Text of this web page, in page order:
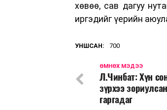
хөвөө, сав дагуу
иргэдийг үерийн
УНШСАН: 700
ӨМНӨХ МЭДЭЭ
Л.Чинбат: Хүн
зүрхээ
гаргадаг